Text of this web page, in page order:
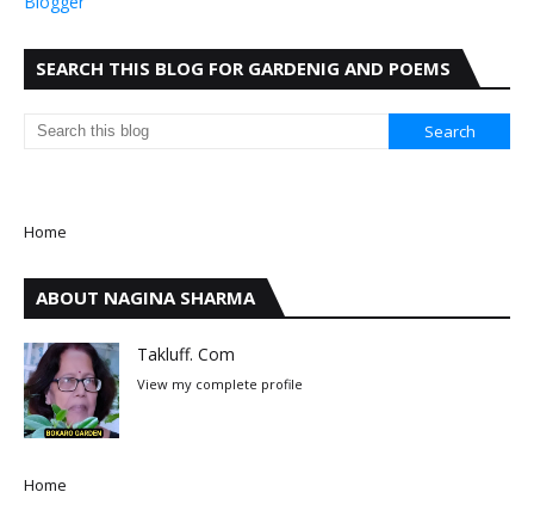
SEARCH THIS BLOG FOR GARDENIG AND POEMS
Home
ABOUT NAGINA SHARMA
Takluff. Com
View my complete profile
Home